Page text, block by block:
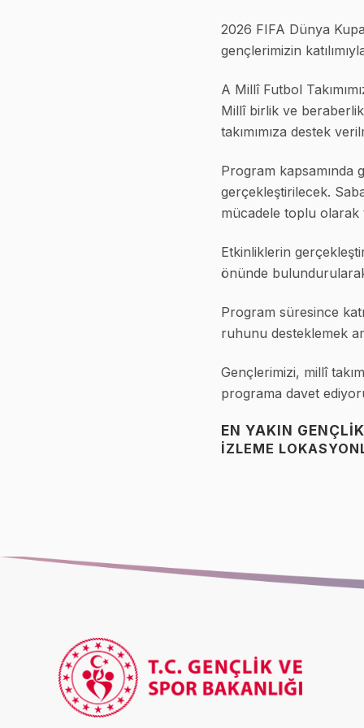
2026 FIFA Dünya
gençlerimizin
A Millî Futbol
Millî birlik ve
takımımıza destek
Program kapsamında
gerçekleştirilecek.
mücadele toplu olarak
Etkinliklerin
önünde
Program süresince
ruhunu desteklemek
Gençlerimizi, millî
programa davet
EN YAKIN
İZLEME